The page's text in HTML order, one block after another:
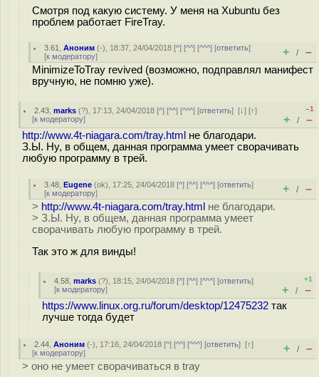
Смотря под какую систему. У меня на Xubuntu без
проблем работает FireTray.
3.61 ,Аноним (-), 18:37, 24/04/2018 [^] [^^] [^^^] [ответить]
[к модератору] + / –
MinimizeToTray revived (возможно, подправлял манифест
вручную, не помню уже).
2.43 ,marks (?), 17:13, 24/04/2018 [^] [^^] [^^^] [ответить][↓] [↑]
[к модератору]
–1
+ / –
http://www.4t-niagara.com/tray.html не благодари.
З.Ы. Ну, в общем, данная программа умеет сворачивать
любую программу в трей.
3.48 ,Eugene (ok), 17:25, 24/04/2018 [^] [^^] [^^^] [ответить]
[к модератору] + / –
> http://www.4t-niagara.com/tray.html не благодари.
> З.Ы. Ну, в общем, данная программа умеет
сворачивать любую программу в трей.
Так это ж для винды!
4.58 ,marks (?), 18:15, 24/04/2018 [^] [^^] [^^^] [ответить]
[к модератору]
+1
+ / –
https://www.linux.org.ru/forum/desktop/12475232 так
лучше тогда будет
2.44 ,Аноним (-), 17:16, 24/04/2018 [^] [^^] [^^^] [ответить][↑]
[к модератору] + / –
> оно не умеет сворачиваться в tray